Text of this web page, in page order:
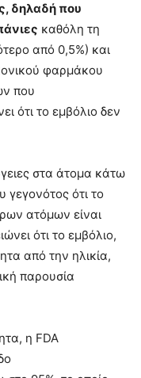
δηλαδή που
καθόλη τη
από 0,5%) και
φαρμάκου
που
ότι το εμβόλιο δεν
στα άτομα κάτω
ότι το
ατόμων είναι
ότι το εμβόλιο,
από την ηλικία,
παρουσία
η FDA